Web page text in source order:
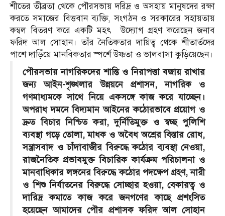
শীতের তীব্রতা থেকে পৌরসভায় দরিদ্র ও অসহায় মানুষদের রক্ষা
করতে সমাজের বিত্তবান ব্যক্তি, সংগঠন ও সরকারের সহায়তায়
কম্বল বিতরণ করে একটি মহৎ উদ্যোগ গ্রহণ করেছেন জনাব
ফরিদ আল সোহান। তাঁর নৈতিকতার দায়িত্ব থেকে শীতার্তদের
পাশে দাড়িঁয়ে মানবিকতার স্পর্শে উষ্ণতা ও ভালবাসা কুড়িয়েছেন।
পৌরসভায় নাগরিকদের শান্তি ও নিরাপত্তা বজায় রাখার
জন্য আইন-শৃঙ্খলার উন্নয়নে প্রশাসন, নাগরিক ও
গণমাধ্যমকে সাথে নিয়ে একসঙ্গে কাজ করে যাচ্ছেন।
অপরাধ দমনে বিদ্যমান আইনের কঠোরভাবে প্রয়োগ ও
দ্রুত বিচার নিশ্চিত করা, দুর্নিতিমুক্ত ও স্বচ্ছ পুলিশি
ব্যবস্থা গড়ে তোলা, মাধক ও অবৈধ অশ্রের বিস্তার রোধ,
সন্ত্রাসবাদ ও চাঁদাবাজীর বিরুদ্ধে কঠোর ব্যবস্থা নেওয়া,
রাজনৈতিক প্রভাবমুক্ত বিচারিক কার্যক্রম পরিচালনা ও
মানবাধিকার লঙ্গনের বিরুদ্ধে কঠোর পদক্ষেপ গ্রহণ, নারী
ও শিশু নির্যাতনের বিরুদ্ধে সোচ্ছার হওয়া, বেকারত্ব ও
দারিদ্র কমাতে কাজ করে জনগণের কাছে প্রশংসিত
হয়েছেন আমাদের পৌর প্রশাসক ফরিদ আল সোহান